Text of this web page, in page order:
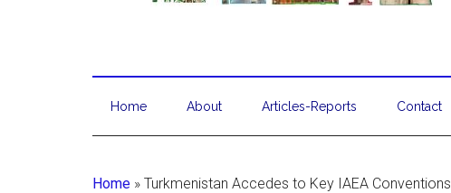
Home About Articles-Reports Contact
Home » Turkmenistan Accedes to Key IAEA Conventions